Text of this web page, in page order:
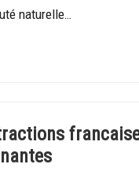
naturelle…